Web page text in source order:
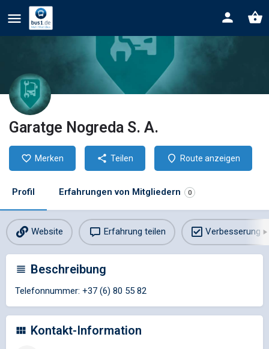
Garatge Nogreda S. A.
Merken Teilen Route anzeigen
Profil Erfahrungen von Mitgliedern 0
Website Erfahrung teilen Verbesserung
Beschreibung
Telefonnummer: +37 (6) 80 55 82
Kontakt-Information